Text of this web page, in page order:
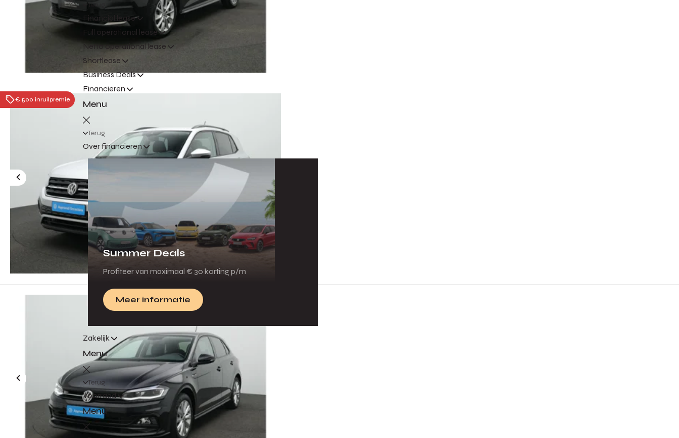
Terug
Financial lease
Full operational lease
Netto operational lease
Shortlease
Business Deals
Financieren
Menu
Terug
Over financieren
Summer Deals
Profiteer van maximaal € 30 korting p/m
Meer informatie
Zakelijk
Menu
Terug
Voorraad
Menu
€ 500 inruilpremie